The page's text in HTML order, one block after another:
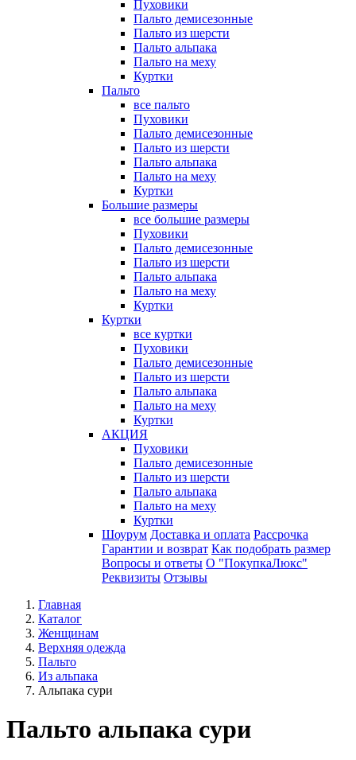
Пуховики
Пальто демисезонные
Пальто из шерсти
Пальто альпака
Пальто на меху
Куртки
Пальто
все пальто
Пуховики
Пальто демисезонные
Пальто из шерсти
Пальто альпака
Пальто на меху
Куртки
Большие размеры
все большие размеры
Пуховики
Пальто демисезонные
Пальто из шерсти
Пальто альпака
Пальто на меху
Куртки
Куртки
все куртки
Пуховики
Пальто демисезонные
Пальто из шерсти
Пальто альпака
Пальто на меху
Куртки
АКЦИЯ
Пуховики
Пальто демисезонные
Пальто из шерсти
Пальто альпака
Пальто на меху
Куртки
Шоурум Доставка и оплата Рассрочка
Гарантии и возврат Как подобрать размер
Вопросы и ответы О "ПокупкаЛюкс"
Реквизиты Отзывы
Главная
Каталог
Женщинам
Верхняя одежда
Пальто
Из альпака
Альпака сури
Пальто альпака сури